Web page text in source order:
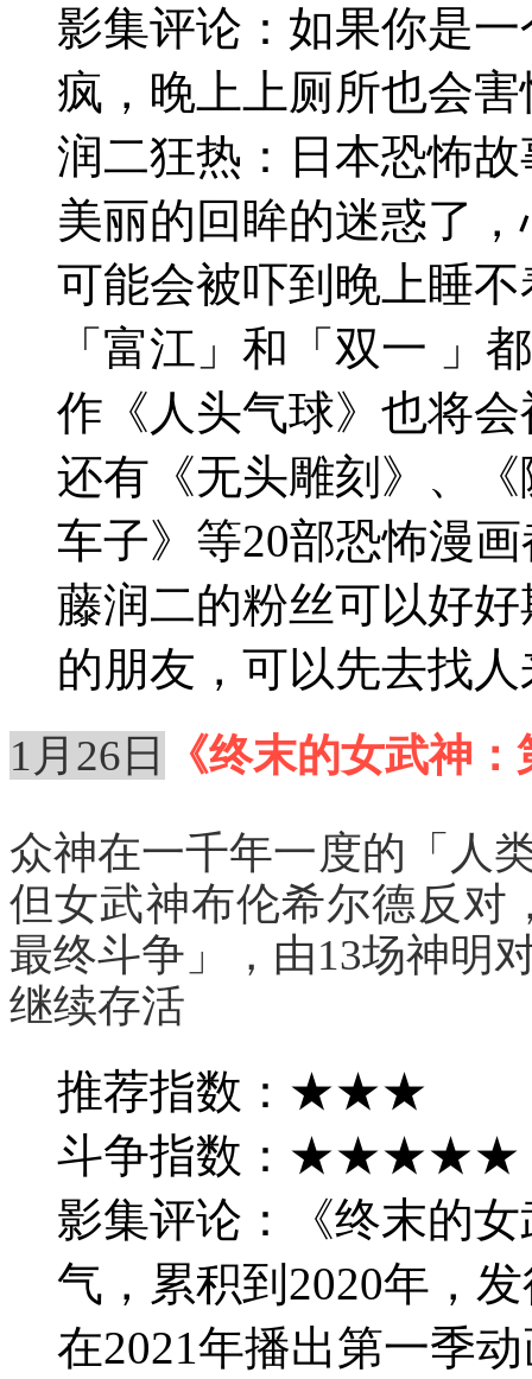
影集评论：如果你是
疯，晚上上厕所也会
润二狂热：日本恐怖
美丽的回眸的迷惑了
可能会被吓到晚上睡
「富江」和「双一 」
作《人头气球》也将
还有《无头雕刻》、
车子》等20部恐怖漫
藤润二的粉丝可以好
的朋友，可以先去找
1月26日
《终末的女武神
众神在一千年一度的「人
但女武神布伦希尔德反对
最终斗争」，由13场神明
继续存活
推荐指数：★★★
斗争指数：★★★★★
影集评论：《终末的
气，累积到2020年，
在2021年播出第一季